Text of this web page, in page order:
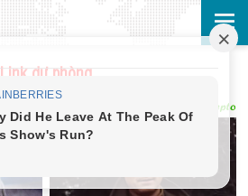
Link dự phòng